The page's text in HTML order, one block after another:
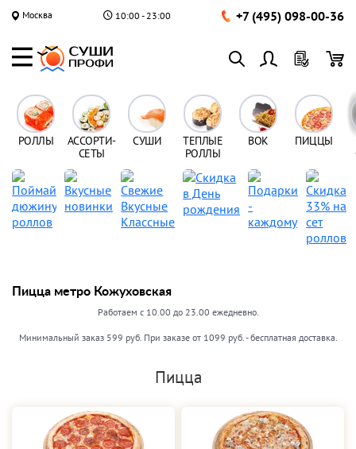
Москва 10:00 - 23:00 +7 (495) 098-00-36
РОЛЛЫ
АССОРТИ-
СЕТЫ
СУШИ
ТЕПЛЫЕ
РОЛЛЫ
ВОК ПИЦЦЫ
Пицца метро Кожуховская
Работаем с 10.00 до 23.00 ежедневно.
Минимальный заказ 599 руб. При заказе от 1099 руб. - бесплатная доставка.
Пицца